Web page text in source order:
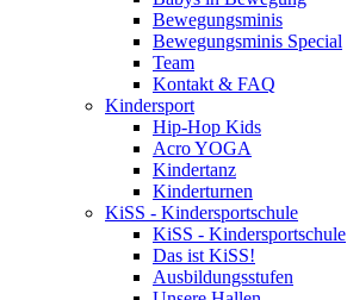
Bewegungsminis
Bewegungsminis Special
Team
Kontakt & FAQ
Kindersport
Hip-Hop Kids
Acro YOGA
Kindertanz
Kinderturnen
KiSS - Kindersportschule
KiSS - Kindersportschule
Das ist KiSS!
Ausbildungsstufen